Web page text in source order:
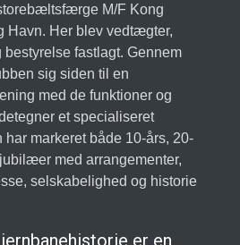
M/F Kong
Havn. Her blev vedtægter,
bestyrelse fastlagt. Gennem
sig siden til en
med de funktioner og
et specialiseret
markeret både 10-års, 20-
med arrangementer,
selskabelighed og historie
er en